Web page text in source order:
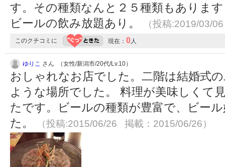
す。その種類なんと２５種類もありま
ビールの飲み放題あり。
（投稿:2019/03/
このクチコミに 現在： 0 人
ゆりこ さん （女性/新潟市/20代/Lv.10）
おしゃれなお店でした。二階は結婚式
ような場所でした。 料理が美味しくて
たです。ビールの種類が豊富で、ビー
た。
（投稿:2015/06/26 掲載：2015/06/26）